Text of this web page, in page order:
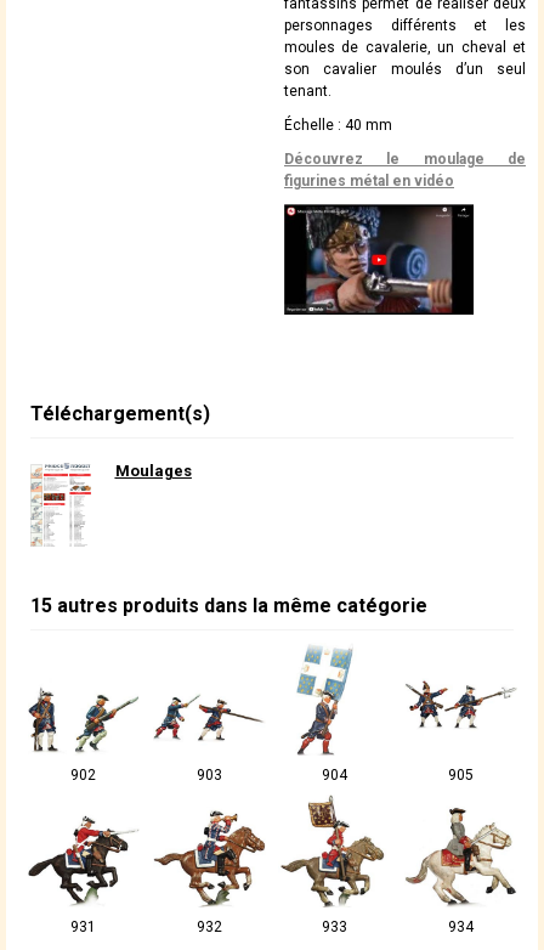
fantassins permet de réaliser deux
personnages différents et les
moules de cavalerie, un cheval et
son cavalier moulés d’un seul
tenant.
Échelle : 40 mm
Découvrez le moulage de
figurines métal en vidéo
Téléchargement(s)
Moulages
15 autres produits dans la même catégorie
902 903 904 905
931 932 933 934